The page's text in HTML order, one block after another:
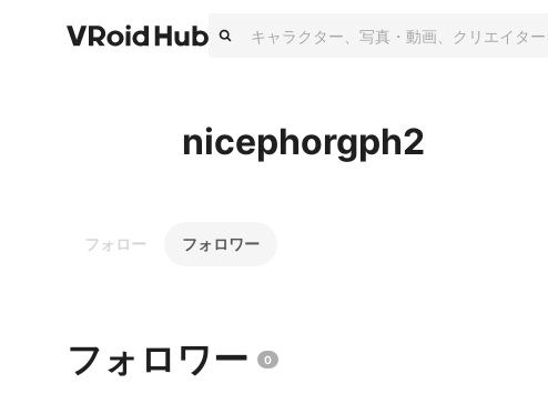
nicephorgph2
フォロー フォロワー
フォロワー 0